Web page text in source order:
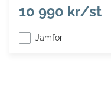
10 990 kr/st
Jämför